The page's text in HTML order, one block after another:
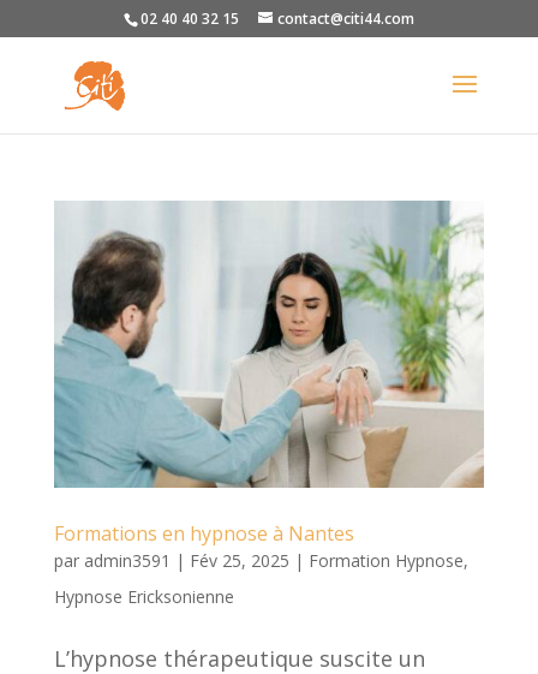
02 40 40 32 15 contact@citi44.com
Formations en hypnose à Nantes
par admin3591 | Fév 25, 2025 | Formation Hypnose,
Hypnose Ericksonienne
L’hypnose thérapeutique suscite un